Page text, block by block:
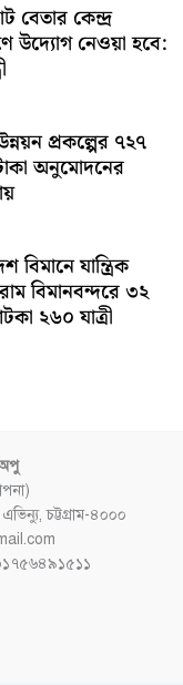
বেতার কেন্দ্র
উদ্যোগ নেওয়া হবে:
প্রকল্পের ৭২৭
অনুমোদনের
বিমানে যান্ত্রিক
বিমানবন্দরে ৩২
২৬০ যাত্রী
চট্টগ্রাম-৪০০০